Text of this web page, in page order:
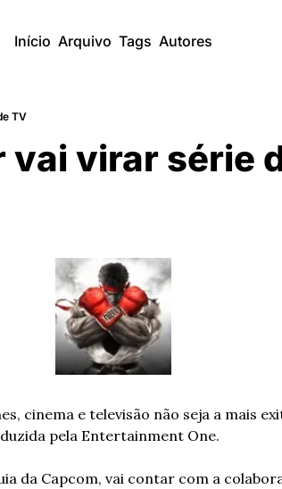
Início Arquivo Tags Autores
TV
vai virar série
cinema e televisão não seja a mais
pela Entertainment One.
da Capcom, vai contar com a